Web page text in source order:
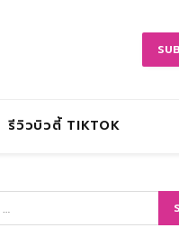
รีวิวบิวตี้ TIKTOK